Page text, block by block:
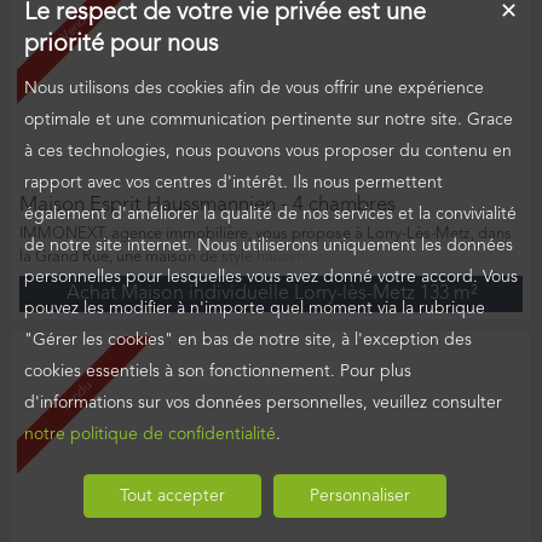
Vendu
Maison Esprit Haussmannien - 4 chambres
IMMONEXT, agence immobilière, vous propose à Lorry-Lès-Metz, dans
la Grand Rue, une maison de style haussmannien sans vis-à-vis de 133
m² habitables. Construite en 1964 sur un terrain de 31 ares entièrement
clôturé, elle offre deux niveaux d'habitation, un sous-sol complet et un
salon/séjour traversant avec accès à un...
Achat Maison individuelle Lorry-lès-Metz 133 m²
Vendu
✕
Le respect de votre vie privée est une
priorité pour nous
Nous utilisons des cookies afin de vous offrir une expérience
optimale et une communication pertinente sur notre site. Grace
à ces technologies, nous pouvons vous proposer du contenu en
rapport avec vos centres d'intérêt. Ils nous permettent
également d'améliorer la qualité de nos services et la convivialité
de notre site internet. Nous utiliserons uniquement les données
personnelles pour lesquelles vous avez donné votre accord. Vous
pouvez les modifier à n'importe quel moment via la rubrique
"Gérer les cookies" en bas de notre site, à l'exception des
cookies essentiels à son fonctionnement. Pour plus
d'informations sur vos données personnelles, veuillez consulter
notre politique de confidentialité.
Tout accepter Personnaliser